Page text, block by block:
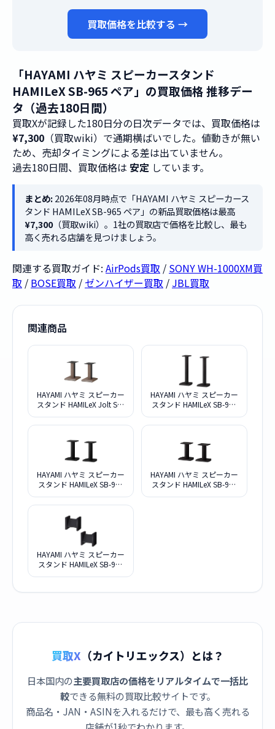
買取価格を比較する →
「HAYAMI ハヤミ スピーカースタンド
HAMILeX SB-965 ペア」の買取価格 推移デー
タ（過去180日間）
買取Xが記録した180日分の日次データでは、買取価格は
¥7,300 （買取wiki）で通期横ばいでした。値動きが無い
ため、売却タイミングによる差は出ていません。
過去180日間、買取価格は 安定 しています。
まとめ:2026年08月時点で「HAYAMI ハヤミ スピーカース
タンド HAMILeX SB-965 ペア」の新品買取価格は最高
¥7,300（買取wiki）。1社の買取店で価格を比較し、最も
高く売れる店舗を見つけましょう。
関連する買取ガイド: AirPods買取 / SONY WH-1000XM買
取 / BOSE買取 / ゼンハイザー買取 / JBL買取
関連商品
HAYAMI ハヤミ スピーカー
スタンド HAMILeX Jolt SB-
HAYAMI ハヤミ スピーカー
スタンド HAMILeX SB-967
HAYAMI ハヤミ スピーカー
スタンド HAMILeX SB-983
HAYAMI ハヤミ スピーカー
スタンド HAMILeX SB-981
HAYAMI ハヤミ スピーカー
スタンド HAMILeX SB-946
買取X （カイトリエックス）とは？
日本国内の主要買取店の価格をリアルタイムで一括比
較できる無料の買取比較サイトです。
商品名・JAN・ASINを入れるだけで、最も高く売れる